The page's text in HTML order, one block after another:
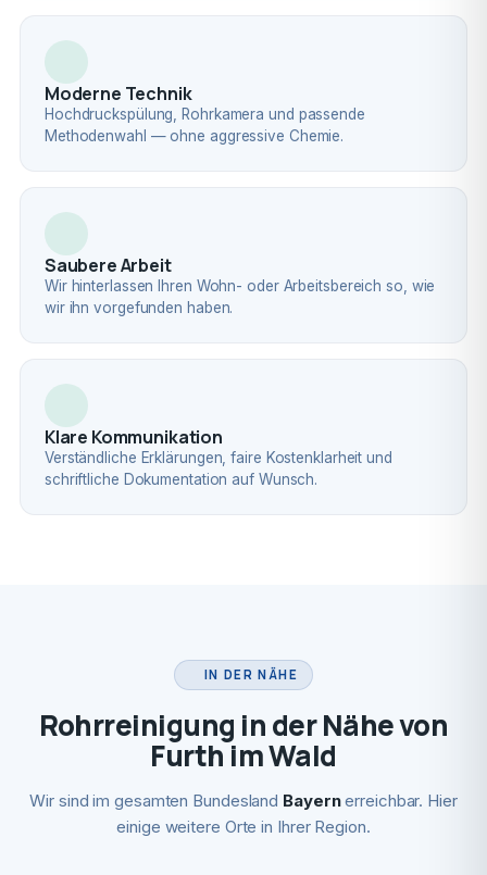
Moderne Technik
Hochdruckspülung, Rohrkamera und passende
Methodenwahl — ohne aggressive Chemie.
Saubere Arbeit
Wir hinterlassen Ihren Wohn- oder Arbeitsbereich so, wie
wir ihn vorgefunden haben.
Klare Kommunikation
Verständliche Erklärungen, faire Kostenklarheit und
schriftliche Dokumentation auf Wunsch.
IN DER NÄHE
Rohrreinigung in der Nähe von
Furth im Wald
Wir sind im gesamten Bundesland Bayernerreichbar. Hier
einige weitere Orte in Ihrer Region.